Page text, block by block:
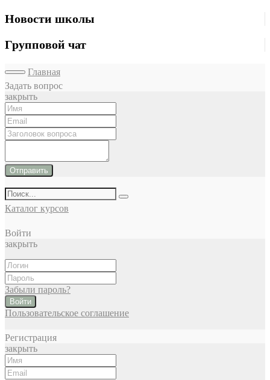
Новости школы
Групповой чат
Главная
Задать вопрос
закрыть
Отправить
Каталог курсов
Войти
закрыть
Забыли пароль?
Войти
Пользовательское соглашение
Регистрация
закрыть